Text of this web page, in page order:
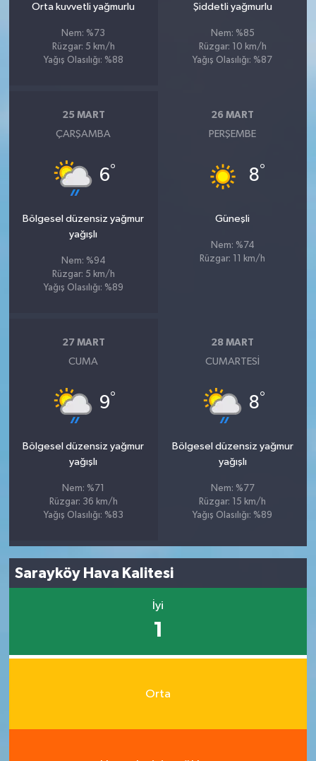
Orta kuvvetli yağmurlu
Nem: %73
Rüzgar: 5 km/h
Yağış Olasılığı: %88
Şiddetli yağmurlu
Nem: %85
Rüzgar: 10 km/h
Yağış Olasılığı: %87
25 MART
ÇARŞAMBA
6°
Bölgesel düzensiz yağmur
yağışlı
Nem: %94
Rüzgar: 5 km/h
Yağış Olasılığı: %89
26 MART
PERŞEMBE
8°
Güneşli
Nem: %74
Rüzgar: 11 km/h
27 MART
CUMA
9°
Bölgesel düzensiz yağmur
yağışlı
Nem: %71
Rüzgar: 36 km/h
Yağış Olasılığı: %83
28 MART
CUMARTESI
8°
Bölgesel düzensiz yağmur
yağışlı
Nem: %77
Rüzgar: 15 km/h
Yağış Olasılığı: %89
Sarayköy Hava Kalitesi
İyi
1
Orta